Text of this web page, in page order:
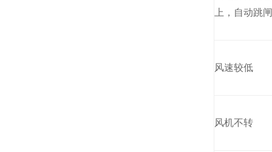
上，自动跳闸
风速较低
风机不转